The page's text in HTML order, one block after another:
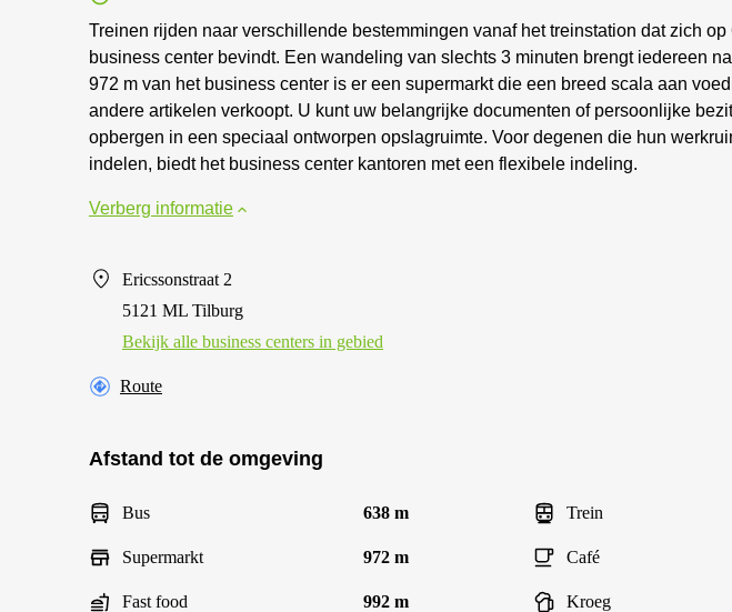
Treinen rijden naar verschillende bestemmingen vanaf het treinstation dat zich op
business center bevindt. Een wandeling van slechts 3 minuten brengt iedereen
972 m van het business center is er een supermarkt die een breed scala aan
andere artikelen verkoopt. U kunt uw belangrijke documenten of persoonlijke
opbergen in een speciaal ontworpen opslagruimte. Voor degenen die hun
indelen, biedt het business center kantoren met een flexibele indeling.
Verberg informatie
Ericssonstraat 2
5121 ML Tilburg
Bekijk alle business centers in gebied
Route
Afstand tot de omgeving
Bus 638 m Trein
Supermarkt 972 m Café
Fast food 992 m Kroeg